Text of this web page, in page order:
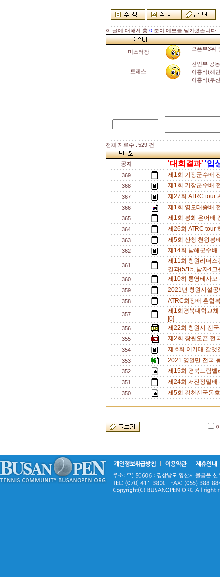
이 글에 대해서 총 0 분이 메모를 남기셨습니다.
미스터장 오픈부3위
토레스
신인부 공
이홍석(해
이홍석(부
전체 자료수 : 529 건
공지 '대회결과' '입
369 제1회 기장군수배
368 제1회 기장군수배
367 제27회 ATRC tour
366 제1회 영도태종배
365 제1회 봉화 은어배
364 제26회 ATRC tour
363 제5회 산청 천왕봉
362 제14회 남해군수
361
제11회 창원리더스
결과(5/15, 남자4
360 제10히 통영테사
359 2021년 창원시설
358 ATRC회장배 혼합
357
제1회경북대학교
[0]
356 제22회 창원시 전
355 제2회 창원오픈 전
354 제 6회 이기대 갈맷
353 2021 영일만 전국
352 제15회 경북드림
351 제24회 서진정밀
350 제5회 김천전국동